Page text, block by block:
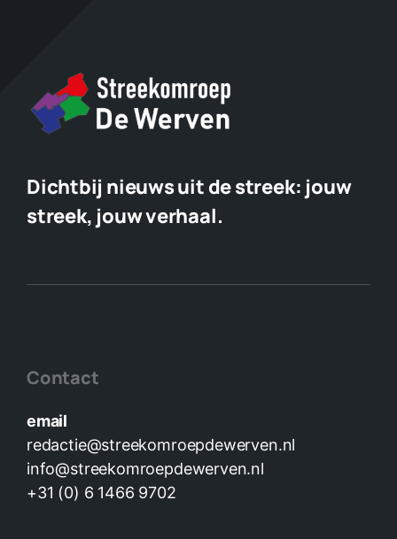
Dichtbij nieuws uit de streek: jouw
streek, jouw verhaal.
Contact
email
redactie@streekomroepdewerven.nl
info@streekomroepdewerven.nl
+31 (0) 6 1466 9702